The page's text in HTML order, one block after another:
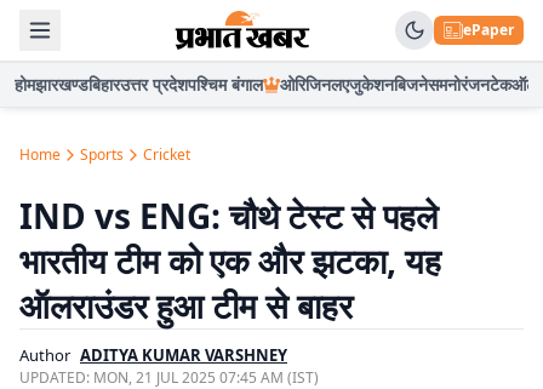
ePaper
होमझारखण्डबिहारउत्तर प्रदेशपश्चिम बंगाल ओरिजिनलएजुकेशनबिजनेसमनोरंजनटेकऑटो
Home Sports Cricket
IND vs ENG: चौथे टेस्ट से पहले
भारतीय टीम को एक और झटका, यह
ऑलराउंडर हुआ टीम से बाहर
Author ADITYA KUMAR VARSHNEY
UPDATED: MON, 21 JUL 2025 07:45 AM (IST)